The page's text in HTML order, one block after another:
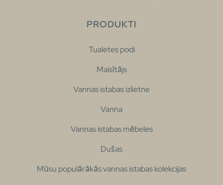
PRODUKTI
Tualetes podi
Maisītājs
Vannas istabas izlietne
Vanna
Vannas istabas mēbeles
Dušas
Mūsu populārākās vannas istabas kolekcijas